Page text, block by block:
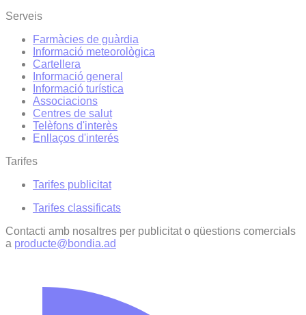
Serveis
Farmàcies de guàrdia
Informació meteorològica
Cartellera
Informació general
Informació turística
Associacions
Centres de salut
Telèfons d'interès
Enllaços d'interés
Tarifes
Tarifes publicitat
Tarifes classificats
Contacti amb nosaltres per publicitat o qüestions comercials
a producte@bondia.ad